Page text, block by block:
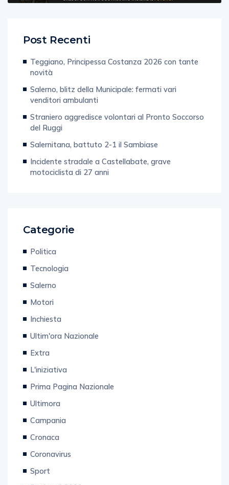
Post Recenti
Teggiano, Principessa Costanza 2026 con tante
novità
Salerno, blitz della Municipale: fermati vari
venditori ambulanti
Straniero aggredisce volontari al Pronto Soccorso
del Ruggi
Salernitana, battuto 2-1 il Sambiase
Incidente stradale a Castellabate, grave
motociclista di 27 anni
Categorie
Politica
Tecnologia
Salerno
Motori
Inchiesta
Ultim'ora Nazionale
Extra
L'iniziativa
Prima Pagina Nazionale
Ultimora
Campania
Cronaca
Coronavirus
Sport